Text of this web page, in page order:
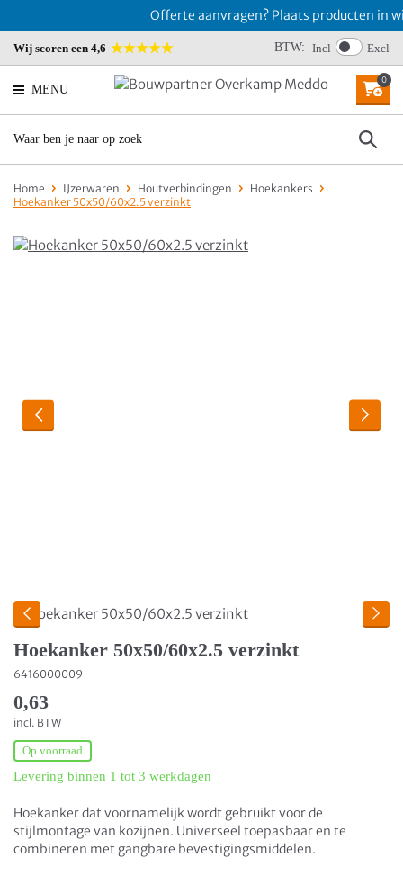
Offerte aanvragen? Plaats producten in
Wij scoren een 4,6 BTW: Incl Excl
MENU
0
Home IJzerwaren Houtverbindingen
Hoekankers
Hoekanker 50x50/60x2.5 verzinkt
Hoekanker 50x50/60x2.5 verzinkt
6416000009
0,63
incl. BTW
Op voorraad
Levering binnen 1 tot 3 werkdagen
Hoekanker dat voornamelijk wordt gebruikt voor de
stijlmontage van kozijnen. Universeel toepasbaar en te
combineren met gangbare bevestigingsmiddelen.